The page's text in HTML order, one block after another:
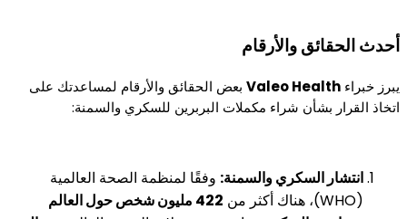
أحدث الحقائق والأرقام
يبرز خبراء Valeo Health بعض الحقائق والأرقام لمساعدتك على
اتخاذ القرار بشأن شراء مكملات البربرين للسكري والسمنة:
انتشار السكري والسمنة: وفقًا لمنظمة الصحة العالمية
(WHO)، هناك أكثر من
422 مليون شخص حول العالم